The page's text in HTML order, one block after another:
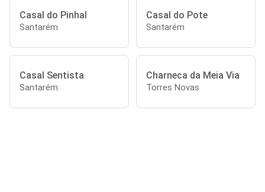
Casal do Pinhal
Santarém
Casal do Pote
Santarém
Casal Sentista
Santarém
Charneca da Meia Via
Torres Novas